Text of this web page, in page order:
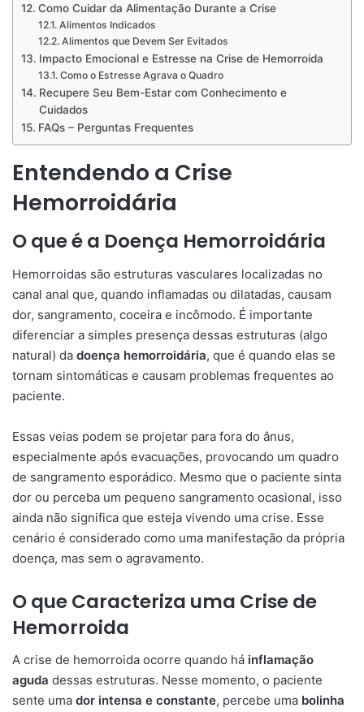
Como Cuidar da Alimentação Durante a Crise
Alimentos Indicados
Alimentos que Devem Ser Evitados
Impacto Emocional e Estresse na Crise de Hemorroida
Como o Estresse Agrava o Quadro
Recupere Seu Bem-Estar com Conhecimento e
Cuidados
FAQs – Perguntas Frequentes
Entendendo a Crise
Hemorroidária
O que é a Doença Hemorroidária
Hemorroidas são estruturas vasculares localizadas no
canal anal que, quando inflamadas ou dilatadas, causam
dor, sangramento, coceira e incômodo. É importante
diferenciar a simples presença dessas estruturas (algo
natural) da doença hemorroidária, que é quando elas se
tornam sintomáticas e causam problemas frequentes ao
paciente.
Essas veias podem se projetar para fora do ânus,
especialmente após evacuações, provocando um quadro
de sangramento esporádico. Mesmo que o paciente sinta
dor ou perceba um pequeno sangramento ocasional, isso
ainda não significa que esteja vivendo uma crise. Esse
cenário é considerado como uma manifestação da própria
doença, mas sem o agravamento.
O que Caracteriza uma Crise de
Hemorroida
A crise de hemorroida ocorre quando há inflamação
aguda dessas estruturas. Nesse momento, o paciente
sente uma dor intensa e constante, percebe uma bolinha